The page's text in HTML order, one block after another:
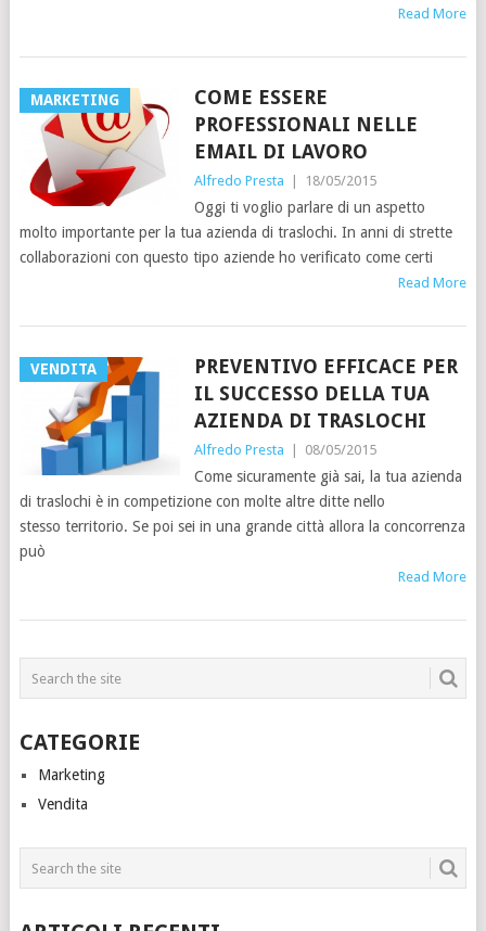
Read More
MARKETING
COME ESSERE
PROFESSIONALI NELLE
EMAIL DI LAVORO
Alfredo Presta 18/05/2015
Oggi ti voglio parlare di un aspetto
molto importante per la tua azienda di traslochi. In anni di strette
collaborazioni con questo tipo aziende ho verificato come certi
Read More
VENDITA
PREVENTIVO EFFICACE PER
IL SUCCESSO DELLA TUA
AZIENDA DI TRASLOCHI
Alfredo Presta 08/05/2015
Come sicuramente già sai, la tua azienda
di traslochi è in competizione con molte altre ditte nello
stesso territorio. Se poi sei in una grande città allora la concorrenza
può
Read More
CATEGORIE
Marketing
Vendita